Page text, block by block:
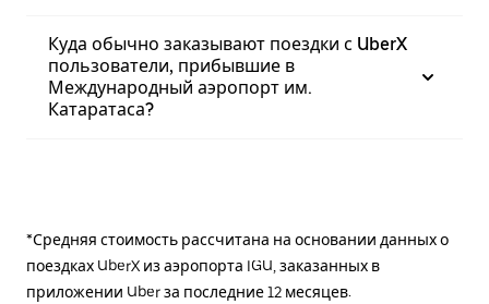
Куда обычно заказывают поездки с UberX
пользователи, прибывшие в
Международный аэропорт им.
Катаратаса?
*Средняя стоимость рассчитана на основании данных о
поездках UberX из аэропорта IGU, заказанных в
приложении Uber за последние 12 месяцев.